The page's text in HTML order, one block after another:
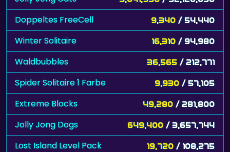
Doppeltes FreeCell 9,340 / 54,440
Winter Solitaire 16,310 / 94,980
Waldbubbles 36,565 / 212,771
Spider Solitaire 1 Farbe 9,930 / 57,105
Extreme Blocks 49,280 / 281,800
Jolly Jong Dogs 649,400 / 3,657,744
Lost Island Level Pack 19,720 / 108,275